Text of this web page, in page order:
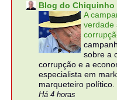
Blog do Chiquinho
A
verdade
sobre a
corrupção e a
especialista em
marqueteiro político.
Há 4 horas